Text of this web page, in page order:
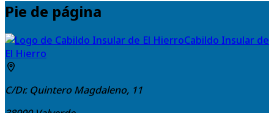
Pie de página
Cabildo Insular de
El Hierro
C/Dr. Quintero Magdaleno, 11